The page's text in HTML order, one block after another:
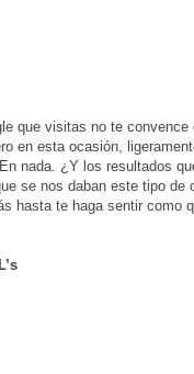
que visitas no te
en esta ocasión,
nada. ¿Y los resultados
se nos daban este tipo
hasta te haga sentir como